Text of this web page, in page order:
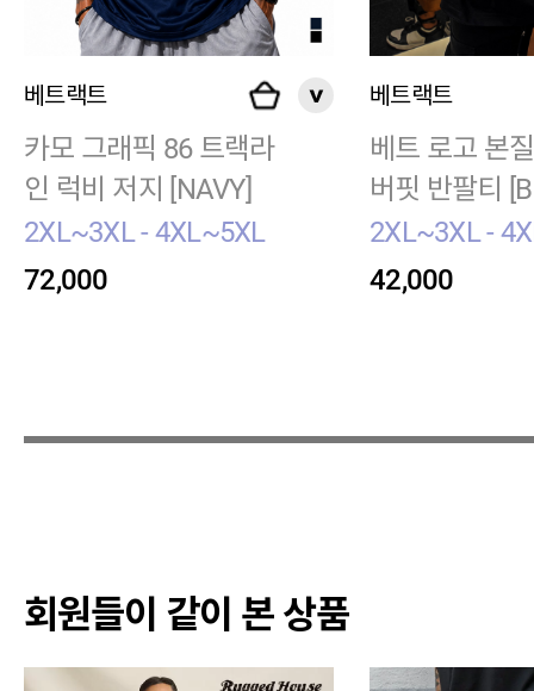
베트랙트
카모 그래픽 86 트랙라
인 럭비 저지 [NAVY]
2XL~3XL - 4XL~5XL
72,000
베트랙트
베트 로고 본
버핏 반팔티
2XL~3XL -
42,000
회원들이 같이 본 상품